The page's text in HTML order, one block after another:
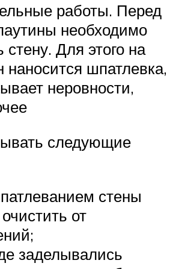
работы. Перед
необходимо
стену. Для этого на
наносится шпатлевка,
неровности,
следующие
стены
от
заделывались